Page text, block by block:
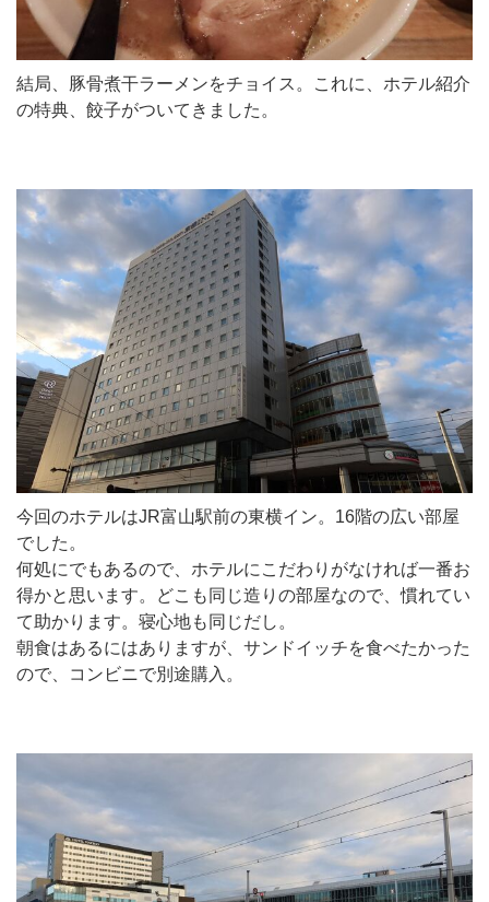
結局、豚骨煮干ラーメンをチョイス。これに、ホテル紹介
の特典、餃子がついてきました。
今回のホテルはJR富山駅前の東横イン。16階の広い部屋
でした。
何処にでもあるので、ホテルにこだわりがなければ一番お
得かと思います。どこも同じ造りの部屋なので、慣れてい
て助かります。寝心地も同じだし。
朝食はあるにはありますが、サンドイッチを食べたかった
ので、コンビニで別途購入。